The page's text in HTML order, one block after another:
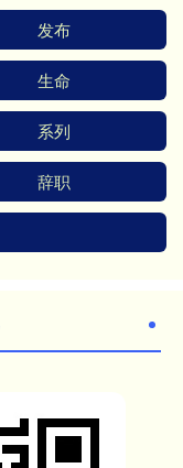
发布
生命
系列
辞职